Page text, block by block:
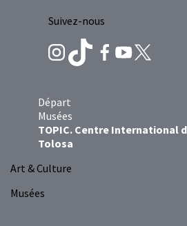
Suivez-nous
Départ
Musées
TOPIC. Centre International
Tolosa
Art & Culture
Musées